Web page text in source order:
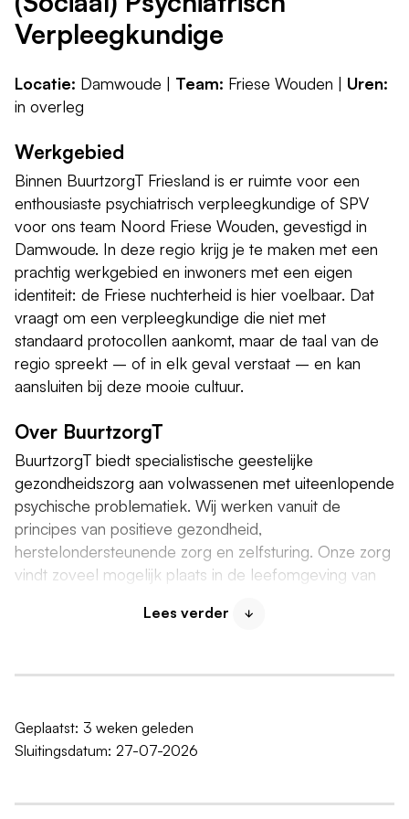
Verpleegkundige
Locatie: Damwoude | Team: Friese Wouden | Uren:
in overleg
Werkgebied
Binnen BuurtzorgT Friesland is er ruimte voor een
enthousiaste psychiatrisch verpleegkundige of SPV
voor ons team Noord Friese Wouden, gevestigd in
Damwoude. In deze regio krijg je te maken met een
prachtig werkgebied en inwoners met een eigen
identiteit: de Friese nuchterheid is hier voelbaar. Dat
vraagt om een verpleegkundige die niet met
standaard protocollen aankomt, maar de taal van de
regio spreekt – of in elk geval verstaat – en kan
aansluiten bij deze mooie cultuur.
Over BuurtzorgT
BuurtzorgT biedt specialistische geestelijke
gezondheidszorg aan volwassenen met uiteenlopende
psychische problematiek. Wij werken vanuit de
principes van positieve gezondheid,
herstelondersteunende zorg en zelfsturing. Onze zorg
vindt zoveel mogelijk plaats in de leefomgeving van
collega zijn of haar eigen expertise en ervaring
meebrengt. Zo kunnen we samen een breed en
werken met korte lijnen, intensieve onderlinge
Lees verder
Geplaatst: 3 weken geleden
Sluitingsdatum: 27-07-2026